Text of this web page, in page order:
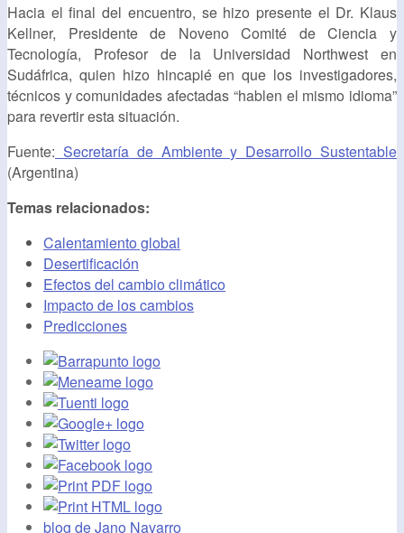
Hacia el final del encuentro, se hizo presente el Dr. Klaus
Kellner, Presidente de Noveno Comité de Ciencia y
Tecnología, Profesor de la Universidad Northwest en
Sudáfrica, quien hizo hincapié en que los investigadores,
técnicos y comunidades afectadas “hablen el mismo idioma”
para revertir esta situación.
Fuente: Secretaría de Ambiente y Desarrollo Sustentable
(Argentina)
Temas relacionados:
Calentamiento global
Desertificación
Efectos del cambio climático
Impacto de los cambios
Predicciones
blog de Jano Navarro